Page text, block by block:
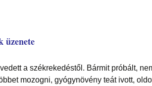
üzenete
a székrekedéstől. Bármit próbált,
mozogni, gyógynövény teát ivott,